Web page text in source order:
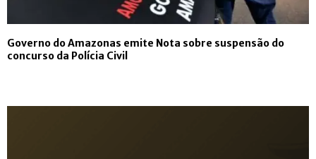
Governo do Amazonas emite Nota sobre suspensão do
concurso da Polícia Civil